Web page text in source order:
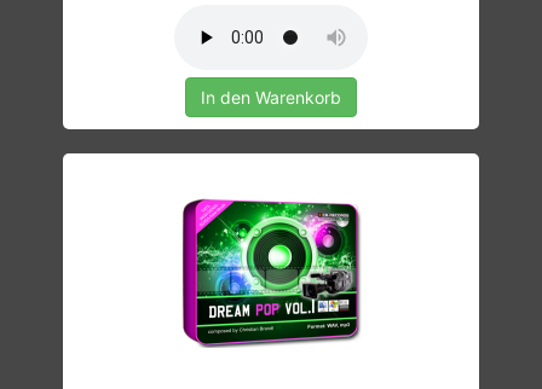
In den Warenkorb